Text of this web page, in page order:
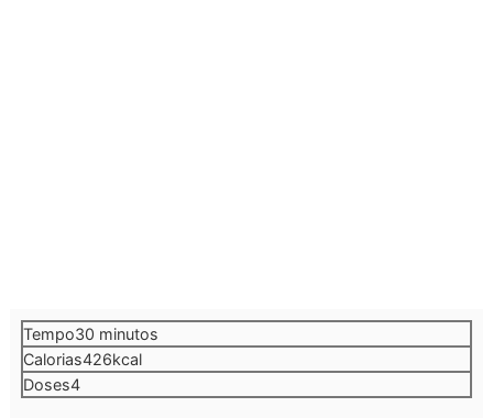
Tempo30 minutos
minutos
Calorias426kcal
Doses4